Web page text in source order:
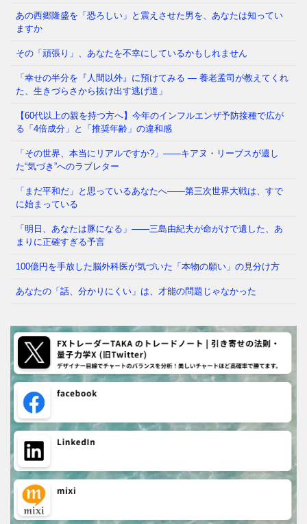
「そんなの常識でしょ」 私たちは毎日、当たり前の
し本当に正義が存在するなら、刑務所は貧しい人々で
はなく、政治家でいっぱい
あの西郷隆盛を「恐ろしい」と震えさせた男を、あなたは知ってい
ますか
その「頑張り」、あなたを不幸にしているかもしれません
「幸せの半分を『人間以外』に預けてみる ― 養老孟司が教えてくれ
た、生きづらさから抜け出す逃げ道」
【60代以上の親を持つ方へ】今年のインフルエンザ予防接種で広が
る「4倍成分」と「推奨年齢」の違和感
「その世界、本当にリアルですか?」——キアヌ・リーブスが遺し
た“気づき”へのラブレター
「まだ平和だ」と思っているあなたへ——第三次世界大戦は、すで
に始まっている
「明日、あなたは豚になる」——三島由紀夫が命がけで遺した、あ
まりに正確すぎる予言
100億円を手放した脳外科医が気づいた「本物の願い」の見分け方
あなたの「話、分かりにくい」は、才能の問題じゃなかった